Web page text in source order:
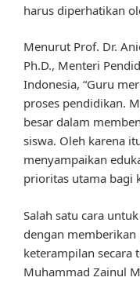
harus diperhatikan
Menurut Prof. Dr.
Ph.D., Menteri
Indonesia, “Guru
proses pendidikan.
besar dalam
siswa. Oleh karena
menyampaikan
prioritas utama bagi
Salah satu cara
dengan
keterampilan secara
Muhammad Zainul